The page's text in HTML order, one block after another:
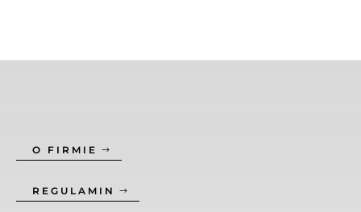
O FIRMIE
REGULAMIN